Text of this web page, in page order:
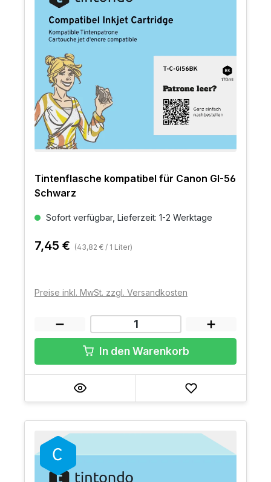
Tintenflasche kompatibel für Canon GI-56
Schwarz
Sofort verfügbar, Lieferzeit: 1-2 Werktage
7,45 € (43,82 € / 1 Liter)
Preise inkl. MwSt. zzgl. Versandkosten
In den Warenkorb